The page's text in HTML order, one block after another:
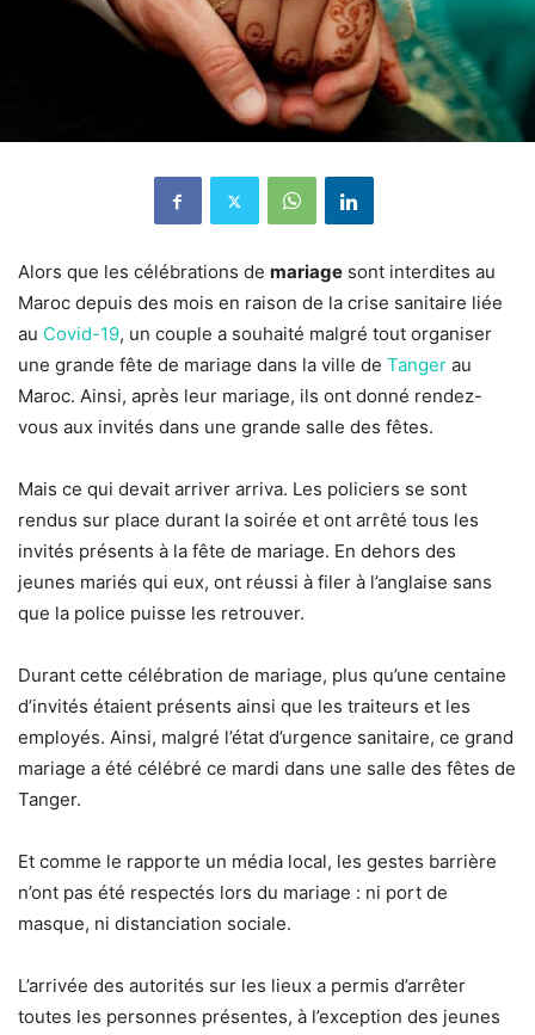
Alors que les célébrations de mariage sont interdites au
Maroc depuis des mois en raison de la crise sanitaire liée
au Covid-19, un couple a souhaité malgré tout organiser
une grande fête de mariage dans la ville de Tanger au
Maroc. Ainsi, après leur mariage, ils ont donné rendez-
vous aux invités dans une grande salle des fêtes.
Mais ce qui devait arriver arriva. Les policiers se sont
rendus sur place durant la soirée et ont arrêté tous les
invités présents à la fête de mariage. En dehors des
jeunes mariés qui eux, ont réussi à filer à l’anglaise sans
que la police puisse les retrouver.
Durant cette célébration de mariage, plus qu’une centaine
d’invités étaient présents ainsi que les traiteurs et les
employés. Ainsi, malgré l’état d’urgence sanitaire, ce grand
mariage a été célébré ce mardi dans une salle des fêtes de
Tanger.
Et comme le rapporte un média local, les gestes barrière
n’ont pas été respectés lors du mariage : ni port de
masque, ni distanciation sociale.
L’arrivée des autorités sur les lieux a permis d’arrêter
toutes les personnes présentes, à l’exception des jeunes